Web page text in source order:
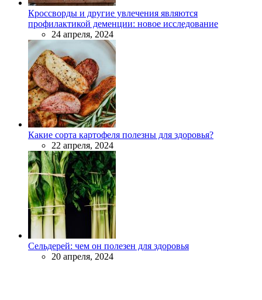
Кроссворды и другие увлечения являются
профилактикой деменции: новое исследование
24 апреля, 2024
Какие сорта картофеля полезны для здоровья?
22 апреля, 2024
Сельдерей: чем он полезен для здоровья
20 апреля, 2024